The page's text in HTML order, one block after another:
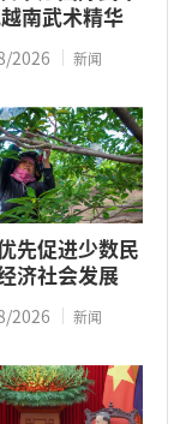
南武术精华
2026 新闻
先促进少数民
济社会发展
2026 新闻